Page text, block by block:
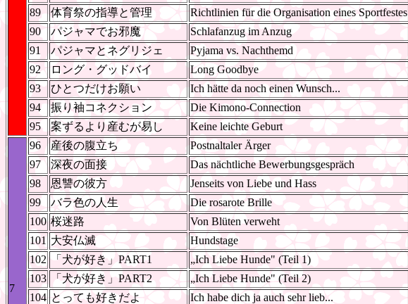
89
体育祭の指導と管理
Richtlinien für die Organisation eines Sportfestes
90
パジャマでお邪魔
Schlafanzug im Anzug
91
パジャマとネグリジェ
Pyjama vs. Nachthemd
92
ロング・グッドバイ
Long Goodbye
93
ひとつだけお願い
Ich hätte da noch einen Wunsch...
94
振り袖コネクション
Die Kimono-Connection
95
案ずるより産むが易し Keine leichte Geburt
7
96 産後の腹立ち
Postnaltaler Ärger
97
深夜の面接
Das nächtliche Bewerbungsgespräch
98
恩讐の彼方
Jenseits von Liebe und Hass
99
バラ色の人生
Die rosarote Brille
100 桜迷路
Von Blüten verweht
101 大安仏滅
Hundstage
102
「犬が好き」PART1
„Ich Liebe Hunde" (Teil 1)
103
「犬が好き」PART2
„Ich Liebe Hunde" (Teil 2)
104 とっても好きだよ
Ich habe dich ja auch sehr lieb...